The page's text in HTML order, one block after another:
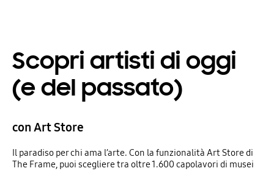
Scopri artisti di oggi
(e del passato)
con Art Store
Il paradiso per chi ama l’arte. Con la funzionalità Art Store di
The Frame, puoi scegliere tra oltre 1.600 capolavori di musei